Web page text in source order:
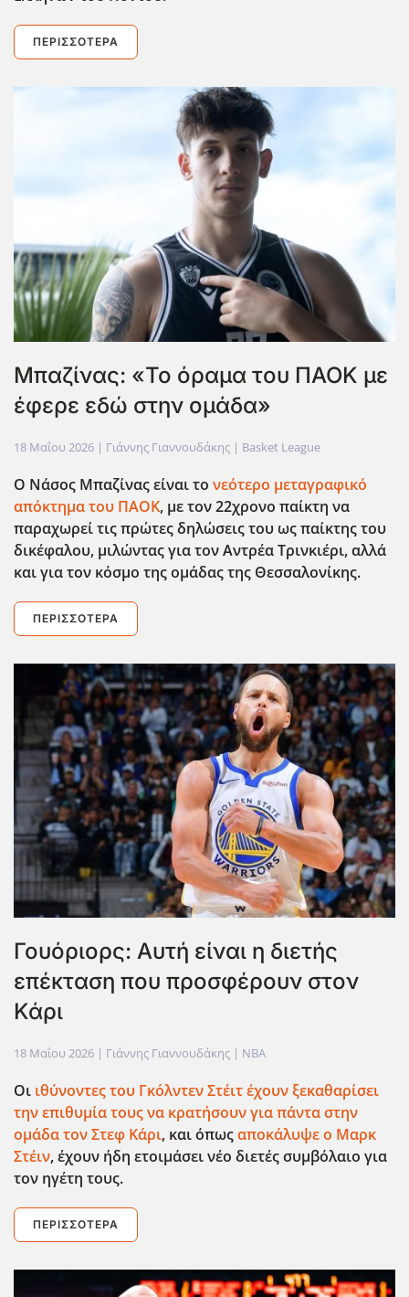
ΠΕΡΙΣΣΌΤΕΡΑ
Μπαζίνας: «Το όραμα του ΠΑΟΚ με
έφερε εδώ στην ομάδα»
18 Μαΐου 2026 | Γιάννης Γιαννουδάκης | Basket League
Ο Νάσος Μπαζίνας είναι το νεότερο μεταγραφικό
απόκτημα του ΠΑΟΚ, με τον 22χρονο παίκτη να
παραχωρεί τις πρώτες δηλώσεις του ως παίκτης του
δικέφαλου, μιλώντας για τον Αντρέα Τρινκιέρι, αλλά
και για τον κόσμο της ομάδας της Θεσσαλονίκης.
ΠΕΡΙΣΣΌΤΕΡΑ
Γουόριορς: Αυτή είναι η διετής
επέκταση που προσφέρουν στον
Κάρι
18 Μαΐου 2026 | Γιάννης Γιαννουδάκης | NBA
Οι ιθύνοντες του Γκόλντεν Στέιτ έχουν ξεκαθαρίσει
την επιθυμία τους να κρατήσουν για πάντα στην
ομάδα τον Στεφ Κάρι, και όπωςαποκάλυψε ο Μαρκ
Στέιν, έχουν ήδη ετοιμάσει νέο διετές συμβόλαιο για
τον ηγέτη τους.
ΠΕΡΙΣΣΌΤΕΡΑ